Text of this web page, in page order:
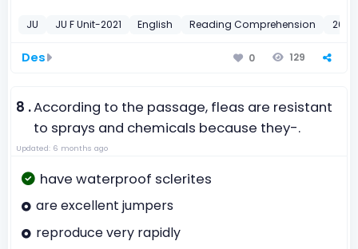
JU JU F Unit-2021 English Reading Comprehension 2021
Des 0 129
8 .According to the passage, fleas are resistant
to sprays and chemicals because they-.
Updated: 6 months ago
have waterproof sclerites
are excellent jumpers
reproduce very rapidly